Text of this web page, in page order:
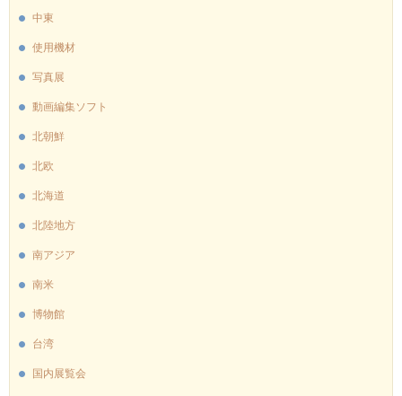
中東
使用機材
写真展
動画編集ソフト
北朝鮮
北欧
北海道
北陸地方
南アジア
南米
博物館
台湾
国内展覧会